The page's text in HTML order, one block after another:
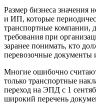
Размер бизнеса значения
и ИП, которые
транспортные компании,
требования при
заранее понимать, кто
перевозочные
Многие ошибочно
только транспортные
переход на ЭПД с 1
широкий перечень